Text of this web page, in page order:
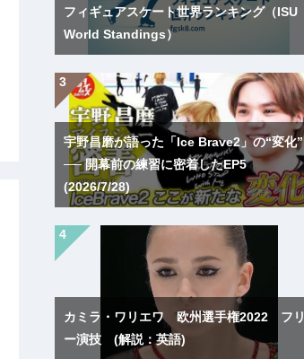
フィギュアスケート世界ランキング（ISU
World Standings）
宇野昌磨が語った「Ice Brave2」の“変化”
── 開幕前の練習に密着したEP5
(2026/7/28)
カミラ・ワリエワ 欧州選手権2022 フリ
ー演技 (解説：英語)